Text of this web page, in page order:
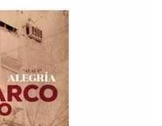
Smith – The New
นันทิดา แก้วบัวสาย –
ThaïlandeAu revoir + fin